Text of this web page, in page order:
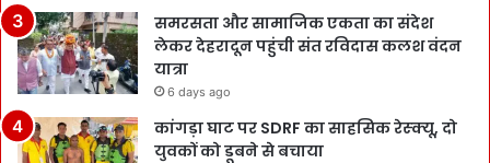
समरसता और सामाजिक एकता का संदेश
लेकर देहरादून पहुंची संत रविदास कलश वंदन
यात्रा
6 days ago
कांगड़ा घाट पर SDRF का साहसिक रेस्क्यू, दो
युवकों को डूबने से बचाया